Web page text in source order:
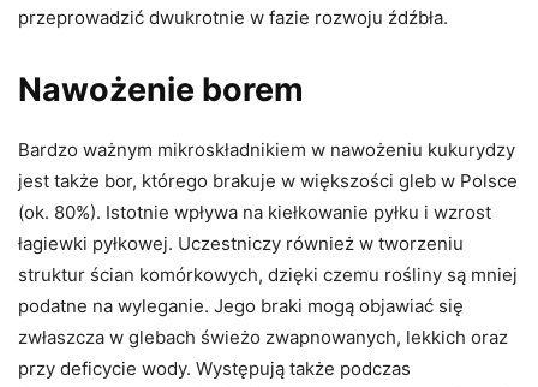
przeprowadzić dwukrotnie w fazie rozwoju źdźbła.
Nawożenie borem
Bardzo ważnym mikroskładnikiem w nawożeniu kukurydzy
jest także bor, którego brakuje w większości gleb w Polsce
(ok. 80%). Istotnie wpływa na kiełkowanie pyłku i wzrost
łagiewki pyłkowej. Uczestniczy również w tworzeniu
struktur ścian komórkowych, dzięki czemu rośliny są mniej
podatne na wyleganie. Jego braki mogą objawiać się
zwłaszcza w glebach świeżo zwapnowanych, lekkich oraz
przy deficycie wody. Występują także podczas